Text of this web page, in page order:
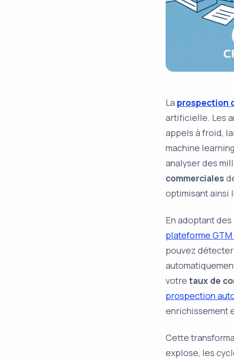
La prospection
artificielle. Les
appels à froid,
machine
analyser des
commerciales
optimisant ainsi
En adoptant des
plateforme
pouvez
votretaux de
prospection
enrichissement
Cette
explose, les